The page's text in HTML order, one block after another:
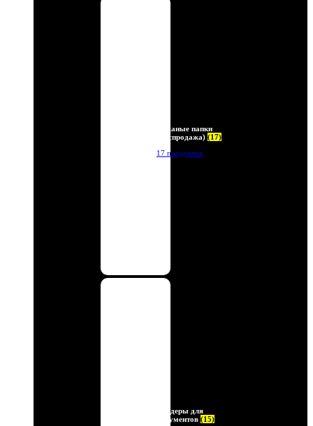
Кожаные папки
(Распродажа) (17)
17 продуктов
Холдеры для
документов (15)